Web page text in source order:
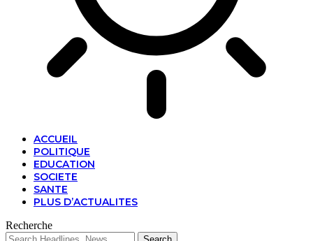
ACCUEIL
POLITIQUE
EDUCATION
SOCIETE
SANTE
PLUS D’ACTUALITES
Recherche